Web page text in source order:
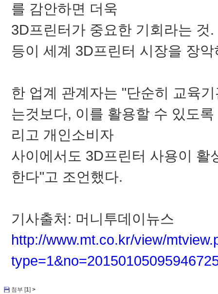
를 감안하면 더욱
3D프린터가 중요한 기회라는
등이 세계 3D프린터 시장을 장
한 업계 관계자는 "단순히 교육
는것보다, 이를 활용할 수 있도
리고 개인소비자
사이에서도 3D프린터 사용이
한다"고 조언했다.
기사출처: 머니투데이뉴스
http://www.mt.co.kr/view/
첨부 [1] >